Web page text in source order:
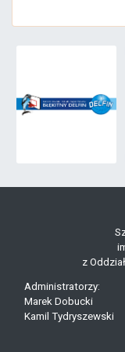
z
Administratorzy:
Marek Dobucki
Kamil Tydryszewski